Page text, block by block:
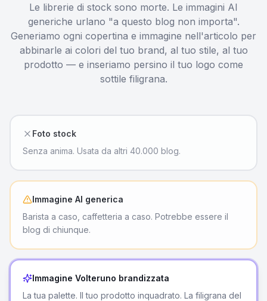
Le librerie di stock sono morte. Le immagini AI
generiche urlano "a questo blog non importa".
Generiamo ogni copertina e immagine nell'articolo per
abbinarle ai colori del tuo brand, al tuo stile, al tuo
prodotto — e inseriamo persino il tuo logo come
sottile filigrana.
❌ GENERICA
Foto stock
Senza anima. Usata da altri 40.000 blog.
⚠️ FUORI TEMA
Immagine AI generica
Barista a caso, caffetteria a caso. Potrebbe essere il
blog di chiunque.
✅ BRANDIZZATA
Immagine Volteruno brandizzata
La tua palette. Il tuo prodotto inquadrato. La filigrana del